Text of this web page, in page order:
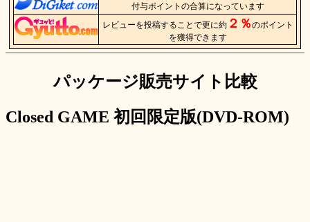
付与ポイントの合算になっています
レビューを投稿することで更に約２％のポイント
を獲得できます
パッケージ販売サイト比較
Closed GAME 初回限定版(DVD-ROM)